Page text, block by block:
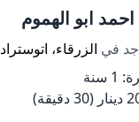
احمد ابو الهموم
في الزرقاء، اتوستراد
سنة
(30 دقيقة)